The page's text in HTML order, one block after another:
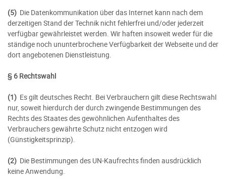
(5) Die Datenkommunikation über das Internet kann nach dem
derzeitigen Stand der Technik nicht fehlerfrei und/oder jederzeit
verfügbar gewährleistet werden. Wir haften insoweit weder für die
ständige noch ununterbrochene Verfügbarkeit der Webseite und der
dort angebotenen Dienstleistung.
§ 6 Rechtswahl
(1) Es gilt deutsches Recht. Bei Verbrauchern gilt diese Rechtswahl
nur, soweit hierdurch der durch zwingende Bestimmungen des
Rechts des Staates des gewöhnlichen Aufenthaltes des
Verbrauchers gewährte Schutz nicht entzogen wird
(Günstigkeitsprinzip).
(2) Die Bestimmungen des UN-Kaufrechts finden ausdrücklich
keine Anwendung.